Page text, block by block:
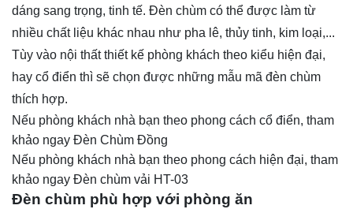
dáng sang trọng, tinh tế. Đèn chùm có thể được làm từ
nhiều chất liệu khác nhau như pha lê, thủy tinh, kim loại,...
Tùy vào nội thất thiết kế phòng khách theo kiểu hiện đại,
hay cổ điển thì sẽ chọn được những mẫu mã đèn chùm
thích hợp.
Nếu phòng khách nhà bạn theo phong cách cổ điển, tham
khảo ngay Đèn Chùm Đồng
Nếu phòng khách nhà bạn theo phong cách hiện đại, tham
khảo ngay Đèn chùm vải HT-03
Đèn chùm phù hợp với phòng ăn